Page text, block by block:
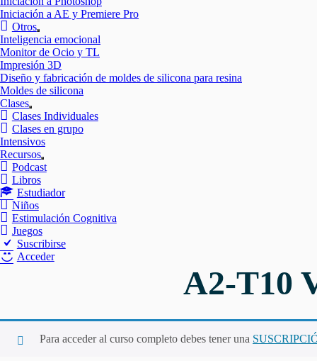
Iniciación a AE y Premiere Pro
Otros
Mostrar
el
submenú
Inteligencia emocional
Monitor de Ocio y TL
Impresión 3D
Diseño y fabricación de moldes de silicona para resina
Moldes de silicona
Clases
Mostrar
el
submenú
Clases Individuales
Clases en grupo
Intensivos
Recursos
Mostrar
el
Podcast
Libros
Estudiador
Niños
Estimulación Cognitiva
Juegos
Suscribirse
Acceder
A2-T10
Para acceder al curso completo debes tener una